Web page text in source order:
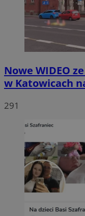
Nowe WIDEO
w Katowicach
291